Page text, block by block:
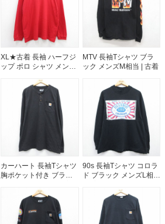
XL★古着 長袖 ハーフジ
ップ ポロ シャツ メンズ
ミッキー コットン レッ
ド 26aug10
MTV 長袖Tシャツ ブラ
ック メンズM相当 | 古着
カーハート 長袖Tシャツ
胸ポケット付き ブラッ
90s 長袖Tシャツ コロラ
ド ブラック メンズL相当